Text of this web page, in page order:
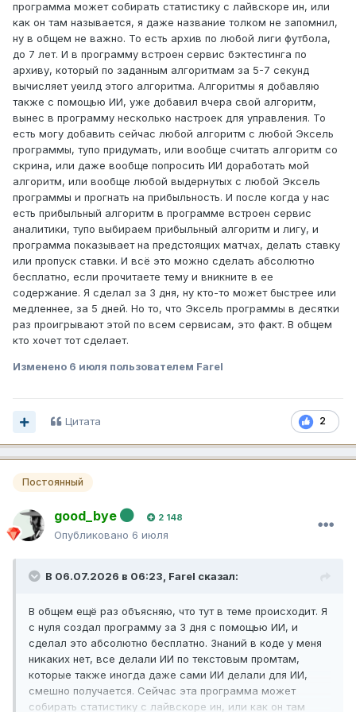
программа может собирать статистику с лайвскоре ин, или
как он там называется, я даже название толком не запомнил,
ну в общем не важно. То есть архив по любой лиги футбола,
до 7 лет. И в программу встроен сервис бэктестинга по
архиву, который по заданным алгоритмам за 5-7 секунд
вычисляет уеилд этого алгоритма. Алгоритмы я добавляю
также с помощью ИИ, уже добавил вчера свой алгоритм,
вынес в программу несколько настроек для управления. То
есть могу добавить сейчас любой алгоритм с любой Эксель
программы, тупо придумать, или вообще считать алгоритм со
скрина, или даже вообще попросить ИИ доработать мой
алгоритм, или вообще любой выдернутых с любой Эксель
программы и прогнать на прибыльность. И после когда у нас
есть прибыльный алгоритм в программе встроен сервис
аналитики, тупо выбираем прибыльный алгоритм и лигу, и
программа показывает на предстоящих матчах, делать ставку
или пропуск ставки. И всё это можно сделать абсолютно
бесплатно, если прочитаете тему и вникните в ее
содержание. Я сделал за 3 дня, ну кто-то может быстрее или
медленнее, за 5 дней. Но то, что Эксель программы в десятки
раз проигрывают этой по всем сервисам, это факт. В общем
кто хочет тот сделает.
Изменено 6 июля пользователем Farel
2
Цитата
Постоянный
good_bye 2 148
Опубликовано 6 июля
В 06.07.2026 в 06:23, Farel сказал:
В общем ещё раз объясняю, что тут в теме происходит. Я
с нуля создал программу за 3 дня с помощью ИИ, и
сделал это абсолютно бесплатно. Знаний в коде у меня
никаких нет, все делали ИИ по текстовым промтам,
которые также иногда даже сами ИИ делали для ИИ,
смешно получается. Сейчас эта программа может
собирать статистику с лайвскоре ин, или как он там